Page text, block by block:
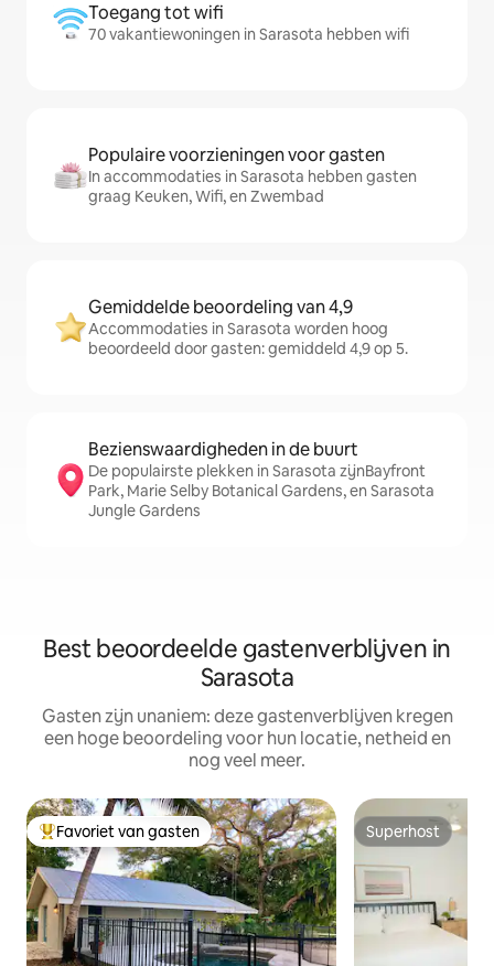
Toegang tot wifi
70 vakantiewoningen in Sarasota hebben wifi
Populaire voorzieningen voor gasten
In accommodaties in Sarasota hebben gasten
graag Keuken, Wifi, en Zwembad
Gemiddelde beoordeling van 4,9
Accommodaties in Sarasota worden hoog
beoordeeld door gasten: gemiddeld 4,9 op 5.
Bezienswaardigheden in de buurt
De populairste plekken in Sarasota zijnBayfront
Park, Marie Selby Botanical Gardens, en Sarasota
Jungle Gardens
Best beoordeelde gastenverblijven in
Sarasota
Gasten zijn unaniem: deze gastenverblijven kregen
een hoge beoordeling voor hun locatie, netheid en
nog veel meer.
Topfavoriet van gasten
Favoriet van gasten Superhost
Superhost